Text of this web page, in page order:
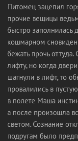
Питомец зацепил
прочие вещицы
быстро заполнилась
кошмарном
бежать прочь оттуда.
лифту, но когда
шагнули в лифт, то
провалились в
в полете Маша
а после произошла
светом. Сознание
подругам было